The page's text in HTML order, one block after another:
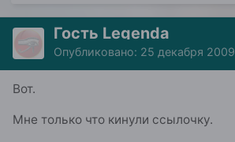
Гость Legenda
Опубликовано: 25 декабря 2009
Вот.
Мне только что кинули ссылочку.